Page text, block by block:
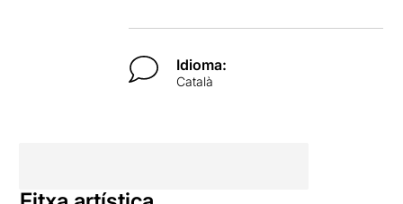
Idioma:
Català